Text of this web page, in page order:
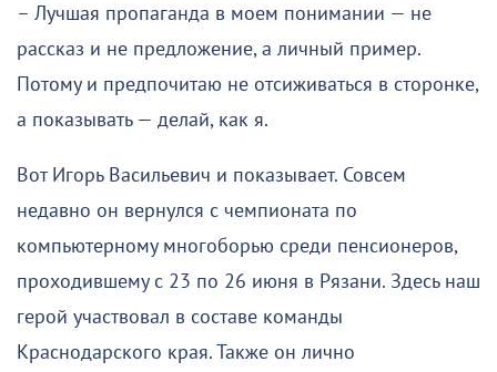
– Лучшая пропаганда в моем понимании — не
рассказ и не предложение, а личный пример.
Потому и предпочитаю не отсиживаться в сторонке,
а показывать — делай, как я.
Вот Игорь Васильевич и показывает. Совсем
недавно он вернулся с чемпионата по
компьютерному многоборью среди пенсионеров,
проходившему с 23 по 26 июня в Рязани. Здесь наш
герой участвовал в составе команды
Краснодарского края. Также он лично